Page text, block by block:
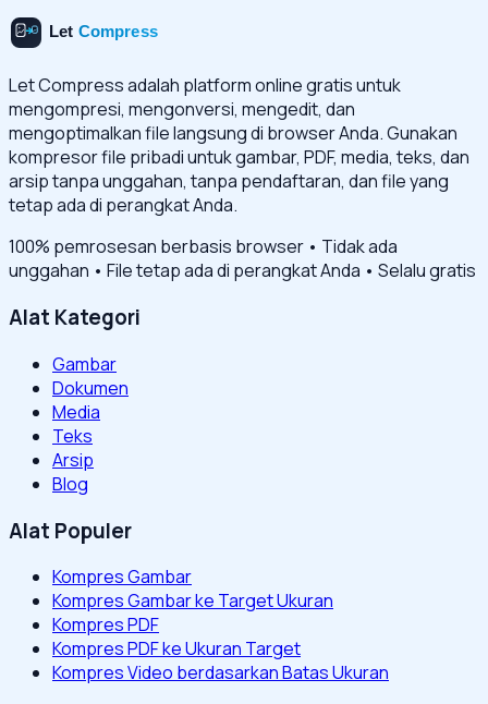
Let Compress adalah platform online gratis untuk
mengompresi, mengonversi, mengedit, dan
mengoptimalkan file langsung di browser Anda. Gunakan
kompresor file pribadi untuk gambar, PDF, media, teks, dan
arsip tanpa unggahan, tanpa pendaftaran, dan file yang
tetap ada di perangkat Anda.
100% pemrosesan berbasis browser • Tidak ada
unggahan • File tetap ada di perangkat Anda • Selalu gratis
Alat Kategori
Gambar
Dokumen
Media
Teks
Arsip
Blog
Alat Populer
Kompres Gambar
Kompres Gambar ke Target Ukuran
Kompres PDF
Kompres PDF ke Ukuran Target
Kompres Video berdasarkan Batas Ukuran